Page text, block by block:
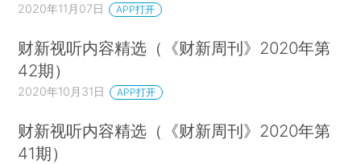
2020年11月07日 APP打开
财新视听内容精选（《财新周刊》2020年第
42期）
2020年10月31日 APP打开
财新视听内容精选（《财新周刊》2020年第
41期）